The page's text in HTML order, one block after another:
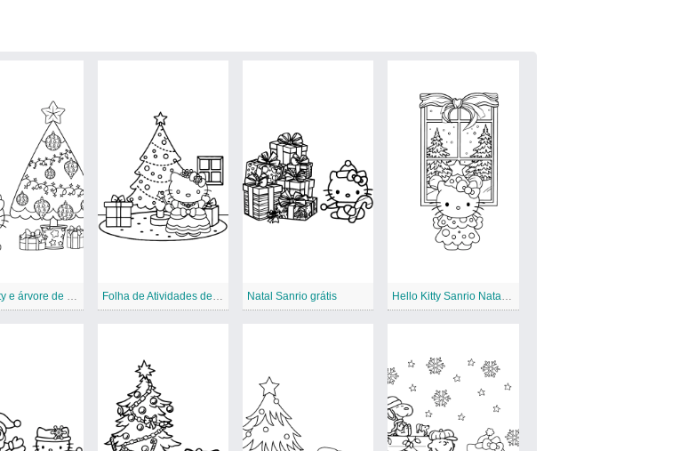
Hello Kitty e árvore de Natal Folha de Atividades de Natal da Sanrio Natal Sanrio grátis Hello Kitty Sanrio Natal para impressão